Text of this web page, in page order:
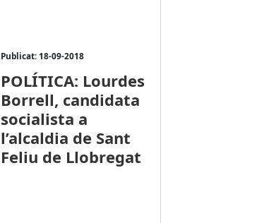
Publicat: 18-09-2018
POLÍTICA: Lourdes
Borrell, candidata
socialista a
l’alcaldia de Sant
Feliu de Llobregat